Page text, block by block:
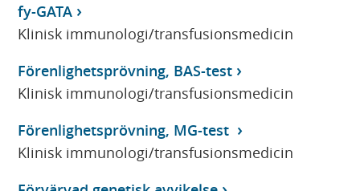
fy-GATA
Klinisk immunologi/transfusionsmedicin
Förenlighetsprövning, BAS-test
Klinisk immunologi/transfusionsmedicin
Förenlighetsprövning, MG-test
Klinisk immunologi/transfusionsmedicin